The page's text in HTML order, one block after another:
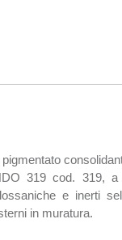
319 cod. 319,
e inerti
in muratura.